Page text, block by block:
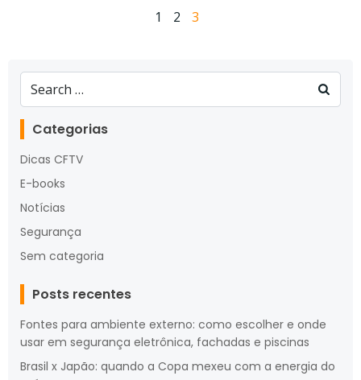
navigationPage
1 Page
2 Page
3
Search
for:
Categorias
Dicas CFTV
E-books
Notícias
Segurança
Sem categoria
Posts recentes
Fontes para ambiente externo: como escolher e onde
usar em segurança eletrônica, fachadas e piscinas
Brasil x Japão: quando a Copa mexeu com a energia do